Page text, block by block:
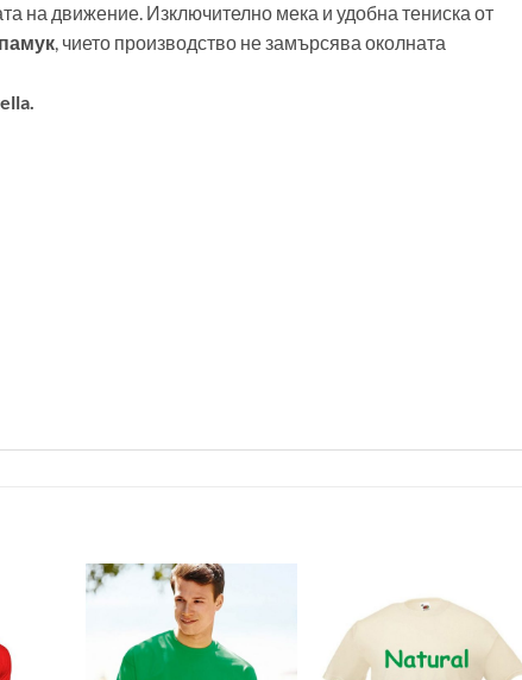
на движение. Изключително мека и удобна тениска от
, чието производство не замърсява околната